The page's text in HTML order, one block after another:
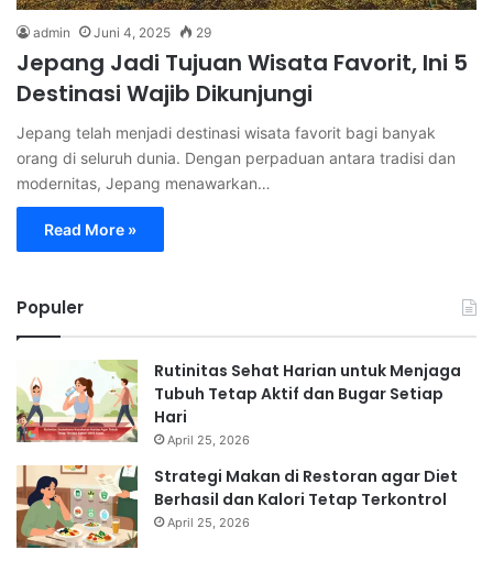
admin Juni 4, 2025 29
Jepang Jadi Tujuan Wisata Favorit, Ini 5
Destinasi Wajib Dikunjungi
Jepang telah menjadi destinasi wisata favorit bagi banyak
orang di seluruh dunia. Dengan perpaduan antara tradisi dan
modernitas, Jepang menawarkan…
Read More »
Populer
Rutinitas Sehat Harian untuk Menjaga
Tubuh Tetap Aktif dan Bugar Setiap
Hari
April 25, 2026
Strategi Makan di Restoran agar Diet
Berhasil dan Kalori Tetap Terkontrol
April 25, 2026